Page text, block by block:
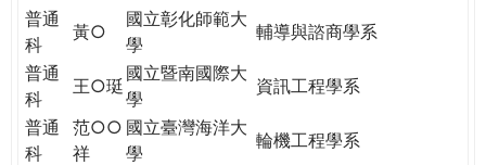
PATH
GLOBAL
CITIZENSHIP
普通
科
黃○
國立彰化師範大
學
輔導與諮商學系
普通
科
王○珽
國立暨南國際大
學
資訊工程學系
普通
科
范○○
祥
國立臺灣海洋大
學
輪機工程學系